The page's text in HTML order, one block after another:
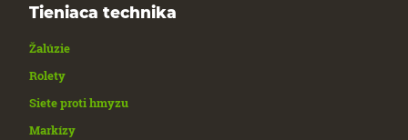
Tieniaca technika
Žalúzie
Rolety
Siete proti hmyzu
Markízy